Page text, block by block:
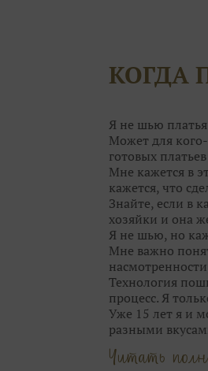
вопросы,
А чтобы
Поэтому
гостей. Им мы
КОГДА
Я не шью
Может для
готовых
Мне кажется в
кажется, что
Знайте, если в
хозяйки и она
Я не шью, но
Мне важно
Технология
процесс. Я
Уже 15 лет я и
разными
Опыт и время
стилем
Читать